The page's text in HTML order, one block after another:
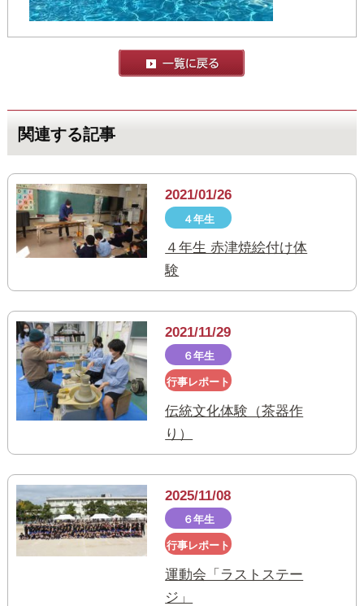
関連する記事
2021/01/26
４年生
４年生 赤津焼絵付け体
験
2021/11/29
６年生
行事レポート
伝統文化体験（茶器作
り）
2025/11/08
６年生
行事レポート
運動会「ラストステー
ジ」